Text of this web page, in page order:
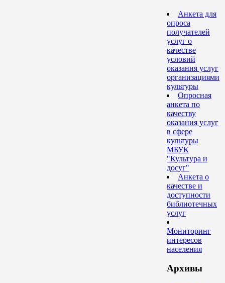
Анкета для
опроса
получателей
услуг о
качестве
условий
оказания услуг
организациями
культуры
Опросная
анкета по
качеству
оказания услуг
в сфере
культуры
МБУК
"Культура и
досуг"
Анкета о
качестве и
доступности
библиотечных
услуг
Мониторинг
интересов
населения
Архивы